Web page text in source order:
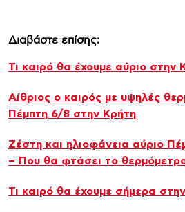
Διαβάστε επίσης:
Τι καιρό θα έχουμε αύριο στην
Αίθριος o καιρός με υψηλές
Πέμπτη 6/8 στην Κρήτη
Ζέστη και ηλιοφάνεια αύριο
– Που θα φτάσει το
Τι καιρό θα έχουμε σήμερα